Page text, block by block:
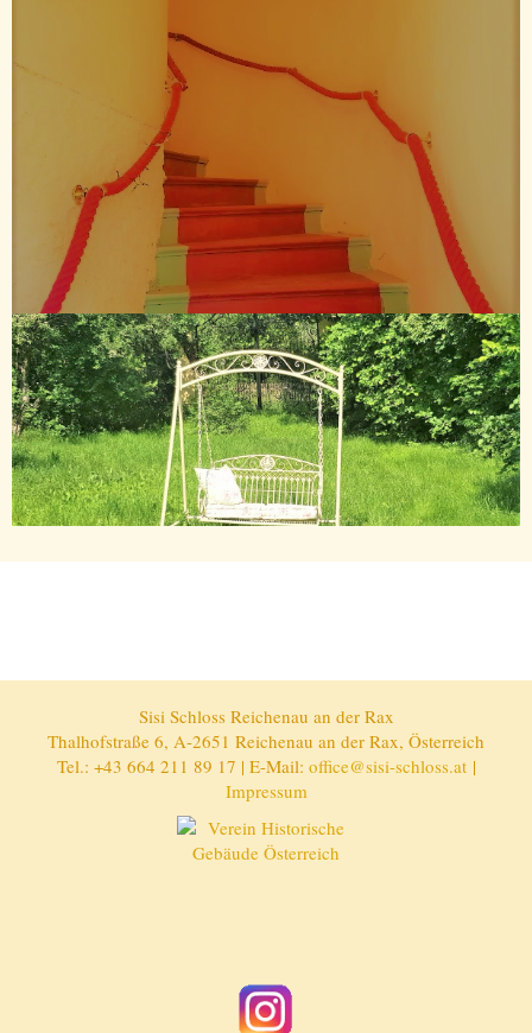
Sisi Schloss Reichenau an der Rax
Thalhofstraße 6, A-2651 Reichenau an der Rax, Österreich
Tel.: +43 664 211 89 17 | E-Mail: office@sisi-schloss.at|
Impressum